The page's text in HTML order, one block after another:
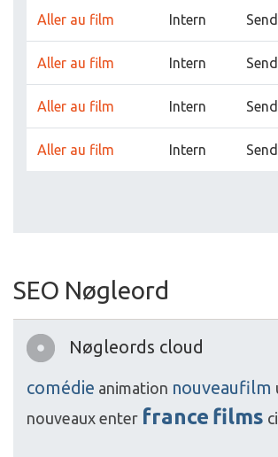
Aller au film Intern
Aller au film Intern
Aller au film Intern
Aller au film Intern
SEO Nøgleord
Nøgleords cloud
comédie animation nouveaufilm
nouveaux enter france films